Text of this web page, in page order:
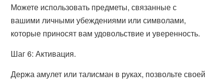
Можете использовать предметы, связанные с
вашими личными убеждениями или символами,
которые приносят вам удовольствие и уверенность.
Шаг 6: Активация.
Держа амулет или талисман в руках, позвольте своей